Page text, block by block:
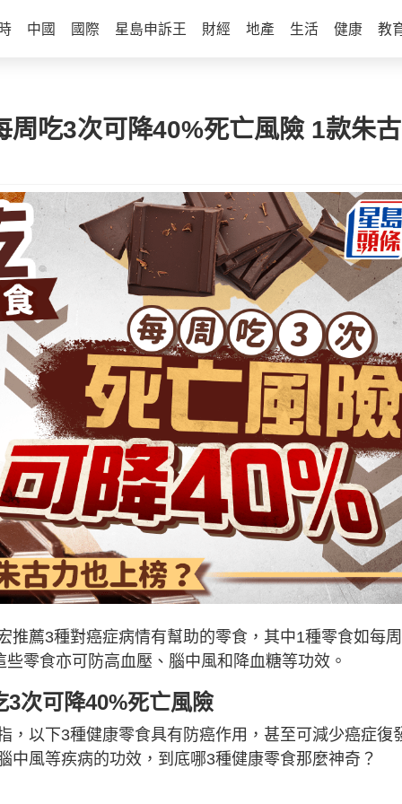
中國 國際 星島申訴王 財經 地產 生活 健康 教
周吃3次可降40%死亡風險 1款朱
推薦3種對癌症病情有幫助的零食，其中1種零食如每
零食亦可防高血壓、腦中風和降血糖等功效。
次可降40%死亡風險
，以下3種健康零食具有防癌作用，甚至可減少癌症復
中風等疾病的功效，到底哪3種健康零食那麼神奇？